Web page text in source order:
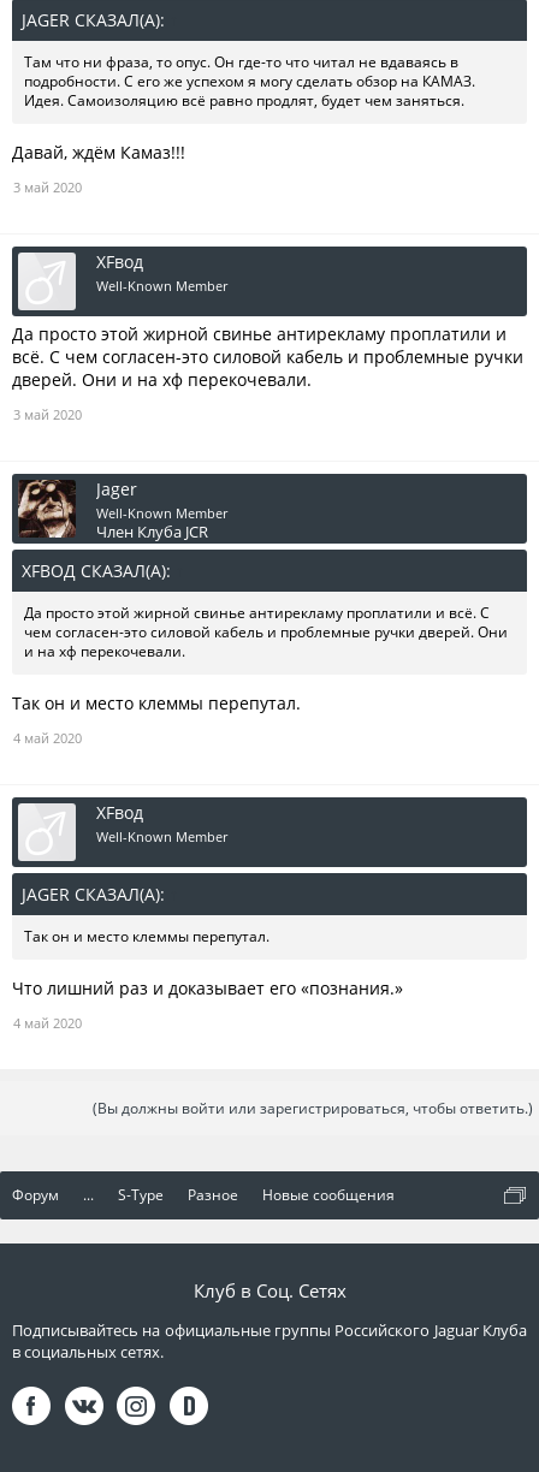
JAGER СКАЗАЛ(А):
Там что ни фраза, то опус. Он где-то что читал не вдаваясь в
подробности. С его же успехом я могу сделать обзор на КАМАЗ.
Идея. Самоизоляцию всё равно продлят, будет чем заняться.
Давай, ждём Камаз!!!
3 май 2020
XFвод
Well-Known Member
Да просто этой жирной свинье антирекламу проплатили и
всё. С чем согласен-это силовой кабель и проблемные ручки
дверей. Они и на хф перекочевали.
3 май 2020
Jager
Well-Known Member
Член Клуба JCR
XFВОД СКАЗАЛ(А):
Да просто этой жирной свинье антирекламу проплатили и всё. С
чем согласен-это силовой кабель и проблемные ручки дверей. Они
и на хф перекочевали.
Так он и место клеммы перепутал.
4 май 2020
XFвод
Well-Known Member
JAGER СКАЗАЛ(А):
Так он и место клеммы перепутал.
Что лишний раз и доказывает его «познания.»
4 май 2020
(Вы должны войти или зарегистрироваться, чтобы ответить.)
Форум ... S-Type Разное Новые сообщения
Клуб в Соц. Сетях
Подписывайтесь на официальные группы Российского Jaguar Клуба
в социальных сетях.